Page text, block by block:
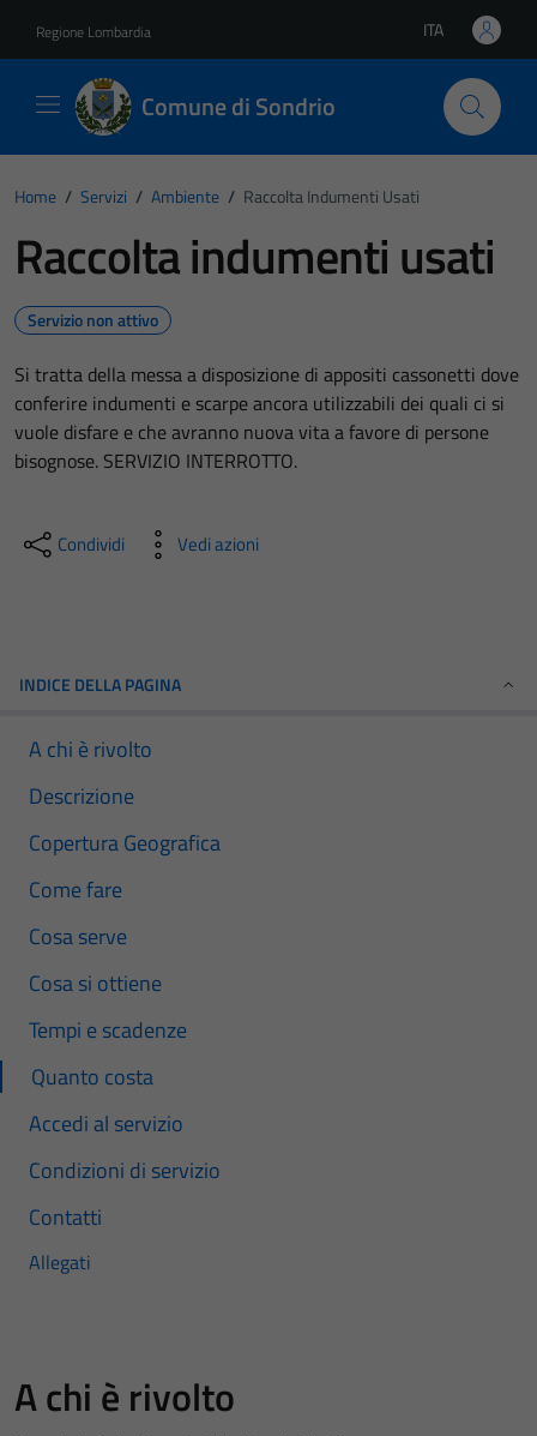
Regione Lombardia Lingua attiva:
ITA
Comune di Sondrio
Home / Servizi / Ambiente / Raccolta Indumenti Usati
Raccolta indumenti usati
Servizio non attivo
Si tratta della messa a disposizione di appositi cassonetti dove
conferire indumenti e scarpe ancora utilizzabili dei quali ci si
vuole disfare e che avranno nuova vita a favore di persone
bisognose. SERVIZIO INTERROTTO.
Condividi Vedi azioni
INDICE DELLA PAGINA
A chi è rivolto
Descrizione
Copertura Geografica
Come fare
Cosa serve
Cosa si ottiene
Tempi e scadenze
Quanto costa
Accedi al servizio
Condizioni di servizio
Contatti
Allegati
A chi è rivolto